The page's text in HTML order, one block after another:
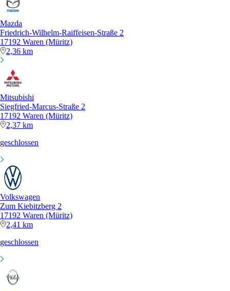
Mazda
Friedrich-Wilhelm-Raiffeisen-Straße 2
17192 Waren (Müritz)
2,36 km
Mitsubishi
Siegfried-Marcus-Straße 2
17192 Waren (Müritz)
2,37 km
geschlossen
Volkswagen
Zum Kiebitzberg 2
17192 Waren (Müritz)
2,41 km
geschlossen